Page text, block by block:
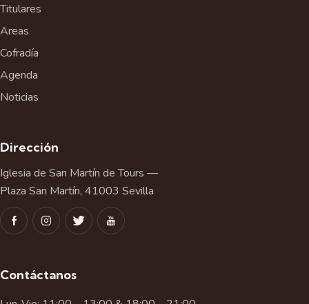
Titulares
Areas
Cofradía
Agenda
Noticias
Dirección
Iglesia de San Martín de Tours —
Plaza San Martín, 41003 Sevilla
Contáctanos